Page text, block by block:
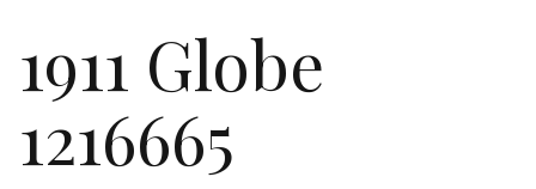
1911 Globe
1216665